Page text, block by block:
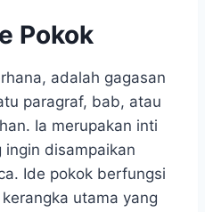
Pokok
adalah gagasan
paragraf, bab, atau
Ia merupakan inti
disampaikan
Ide pokok berfungsi
utama yang